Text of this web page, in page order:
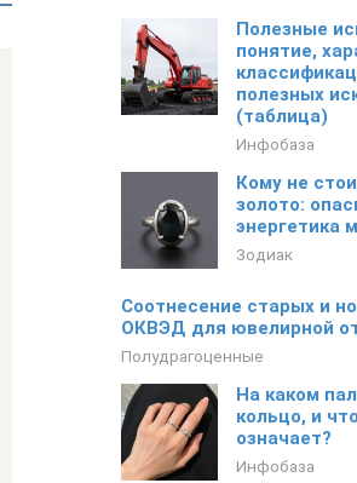
Полезные
понятие,
полезных
(таблица)
Инфобаза
Кому не
золото:
энергетика
Зодиак
Соотнесение старых и
ОКВЭД для ювелирной
Полудрагоценные
На каком
кольцо, и
означает?
Инфобаза